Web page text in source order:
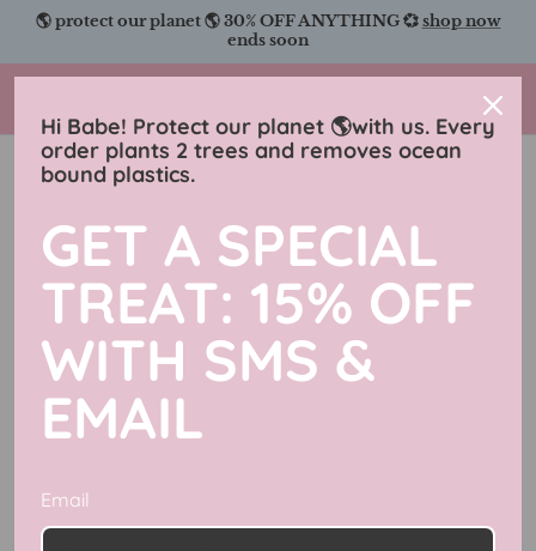
Salta
contenuto
🌎 protect our planet 🌎 30% OFF ANYTHING 💞shop now
ends soon
Filtra 67 articoli
Sconto del 50% Sconto del 56%
Hi Babe! Protect our planet 🌎with us. Every
order plants 2 trees and removes ocean
bound plastics.
GET A SPECIAL
TREAT: 15% OFF
WITH SMS &
EMAIL
Email